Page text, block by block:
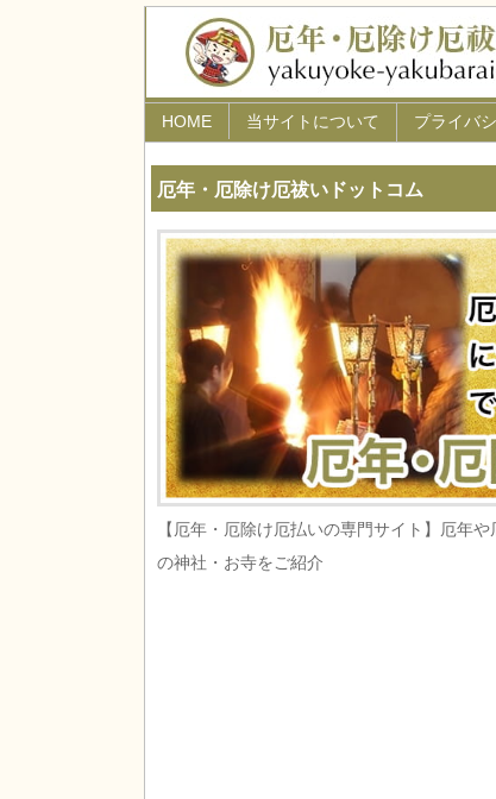
厄年・厄除け厄祓いドットコム
【厄年・厄除け厄払いの専門サイト】厄年
の神社・お寺をご紹介
HOME 当サイトについて プライバ